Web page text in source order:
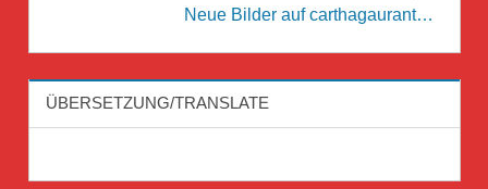
Neue Bilder auf carthagaurant…
ÜBERSETZUNG/TRANSLATE